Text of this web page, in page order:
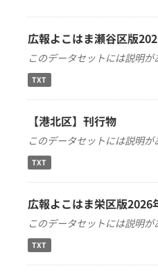
広報よこはま瀬谷区版
このデータセットには説明が
TXT
【港北区】刊行物
このデータセットには説明が
TXT
広報よこはま栄区版2026
このデータセットには説明が
TXT